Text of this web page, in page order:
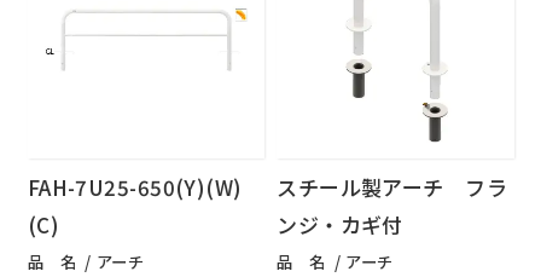
FAH-7U25-650(Y)(W)
(C)
品 名
アーチ
スチール製アーチ フラ
ンジ・カギ付
品 名
アーチ